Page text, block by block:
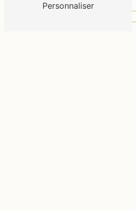
Personnaliser